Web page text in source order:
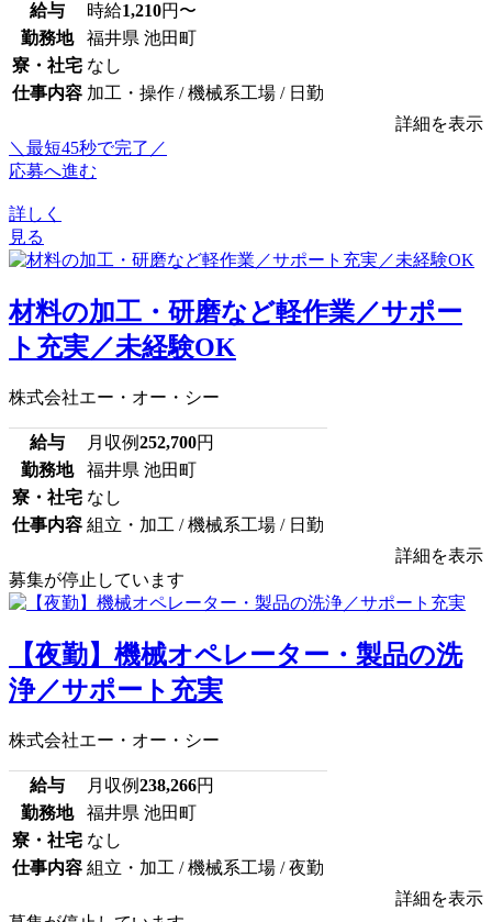
給与 時給1,210円〜
勤務地
福井県 池田町
寮・社宅 なし
仕事内容 加工・操作 / 機械系工場 / 日勤
詳細を表示
＼最短45秒で完了／
応募へ進む
詳しく
見る
材料の加工・研磨など軽作業／サポー
ト充実／未経験OK
株式会社エー・オー・シー
給与 月収例252,700円
勤務地
福井県 池田町
寮・社宅 なし
仕事内容 組立・加工 / 機械系工場 / 日勤
詳細を表示
募集が停止しています
【夜勤】機械オペレーター・製品の洗
浄／サポート充実
株式会社エー・オー・シー
給与 月収例238,266円
勤務地
福井県 池田町
寮・社宅 なし
仕事内容 組立・加工 / 機械系工場 / 夜勤
詳細を表示